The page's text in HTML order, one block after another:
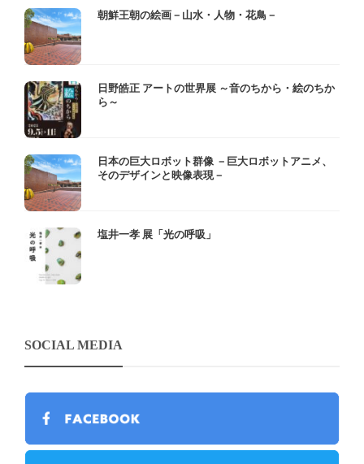
朝鮮王朝の絵画－山水・人物・花鳥－
日野皓正 アートの世界展 ～音のちから・絵のちか
ら～
日本の巨大ロボット群像 －巨大ロボットアニメ、
そのデザインと映像表現－
塩井一孝 展「光の呼吸」
SOCIAL MEDIA